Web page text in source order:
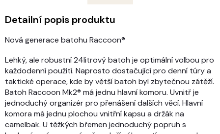
Detailní popis produktu
Nová generace batohu Raccoon®
Lehký, ale robustní 24litrový batoh je optimální volbou pro
každodenní použití. Naprosto dostačující pro denní túry a
taktické operace, kde by větší batoh byl zbytečnou zátěží.
Batoh Raccoon Mk2® má jednu hlavní komoru. Uvnitř je
jednoduchý organizér pro přenášení dalších věcí. Hlavní
komora má jednu plochou vnitřní kapsu a držák na
camelbak. U těžkých břemen jednoduchý popruh s